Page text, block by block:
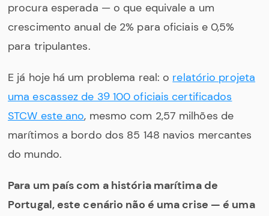
procura esperada — o que equivale a um
crescimento anual de 2% para oficiais e 0,5%
para tripulantes.
E já hoje há um problema real: o relatório projeta
uma escassez de 39 100 oficiais certificados
STCW este ano, mesmo com 2,57 milhões de
marítimos a bordo dos 85 148 navios mercantes
do mundo.
Para um país com a história marítima de
Portugal, este cenário não é uma crise — é uma